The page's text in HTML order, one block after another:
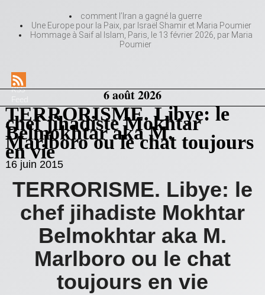
comment l’Iran a gagné la guerre
Une Europe pour la Paix, par Israël Shamir et Maria Poumier
Hommage à Saif al Islam, Paris, le 13 février 2026, par Maria
Poumier
RSS
6 août 2026
TERRORISME. Libye: le
chef jihadiste Mokhtar
Belmokhtar aka M.
Marlboro ou le chat toujours
en vie
16 juin 2015
TERRORISME. Libye: le
chef jihadiste Mokhtar
Belmokhtar aka M.
Marlboro ou le chat
toujours en vie